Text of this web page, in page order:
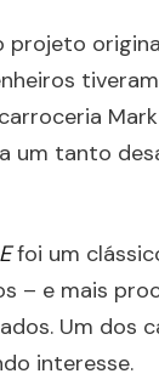
projeto
um tanto
foi um
– e mais
Um dos
interesse.